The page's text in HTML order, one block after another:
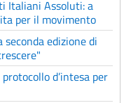
Italiani Assoluti: a
per il movimento
edizione di
d’intesa per